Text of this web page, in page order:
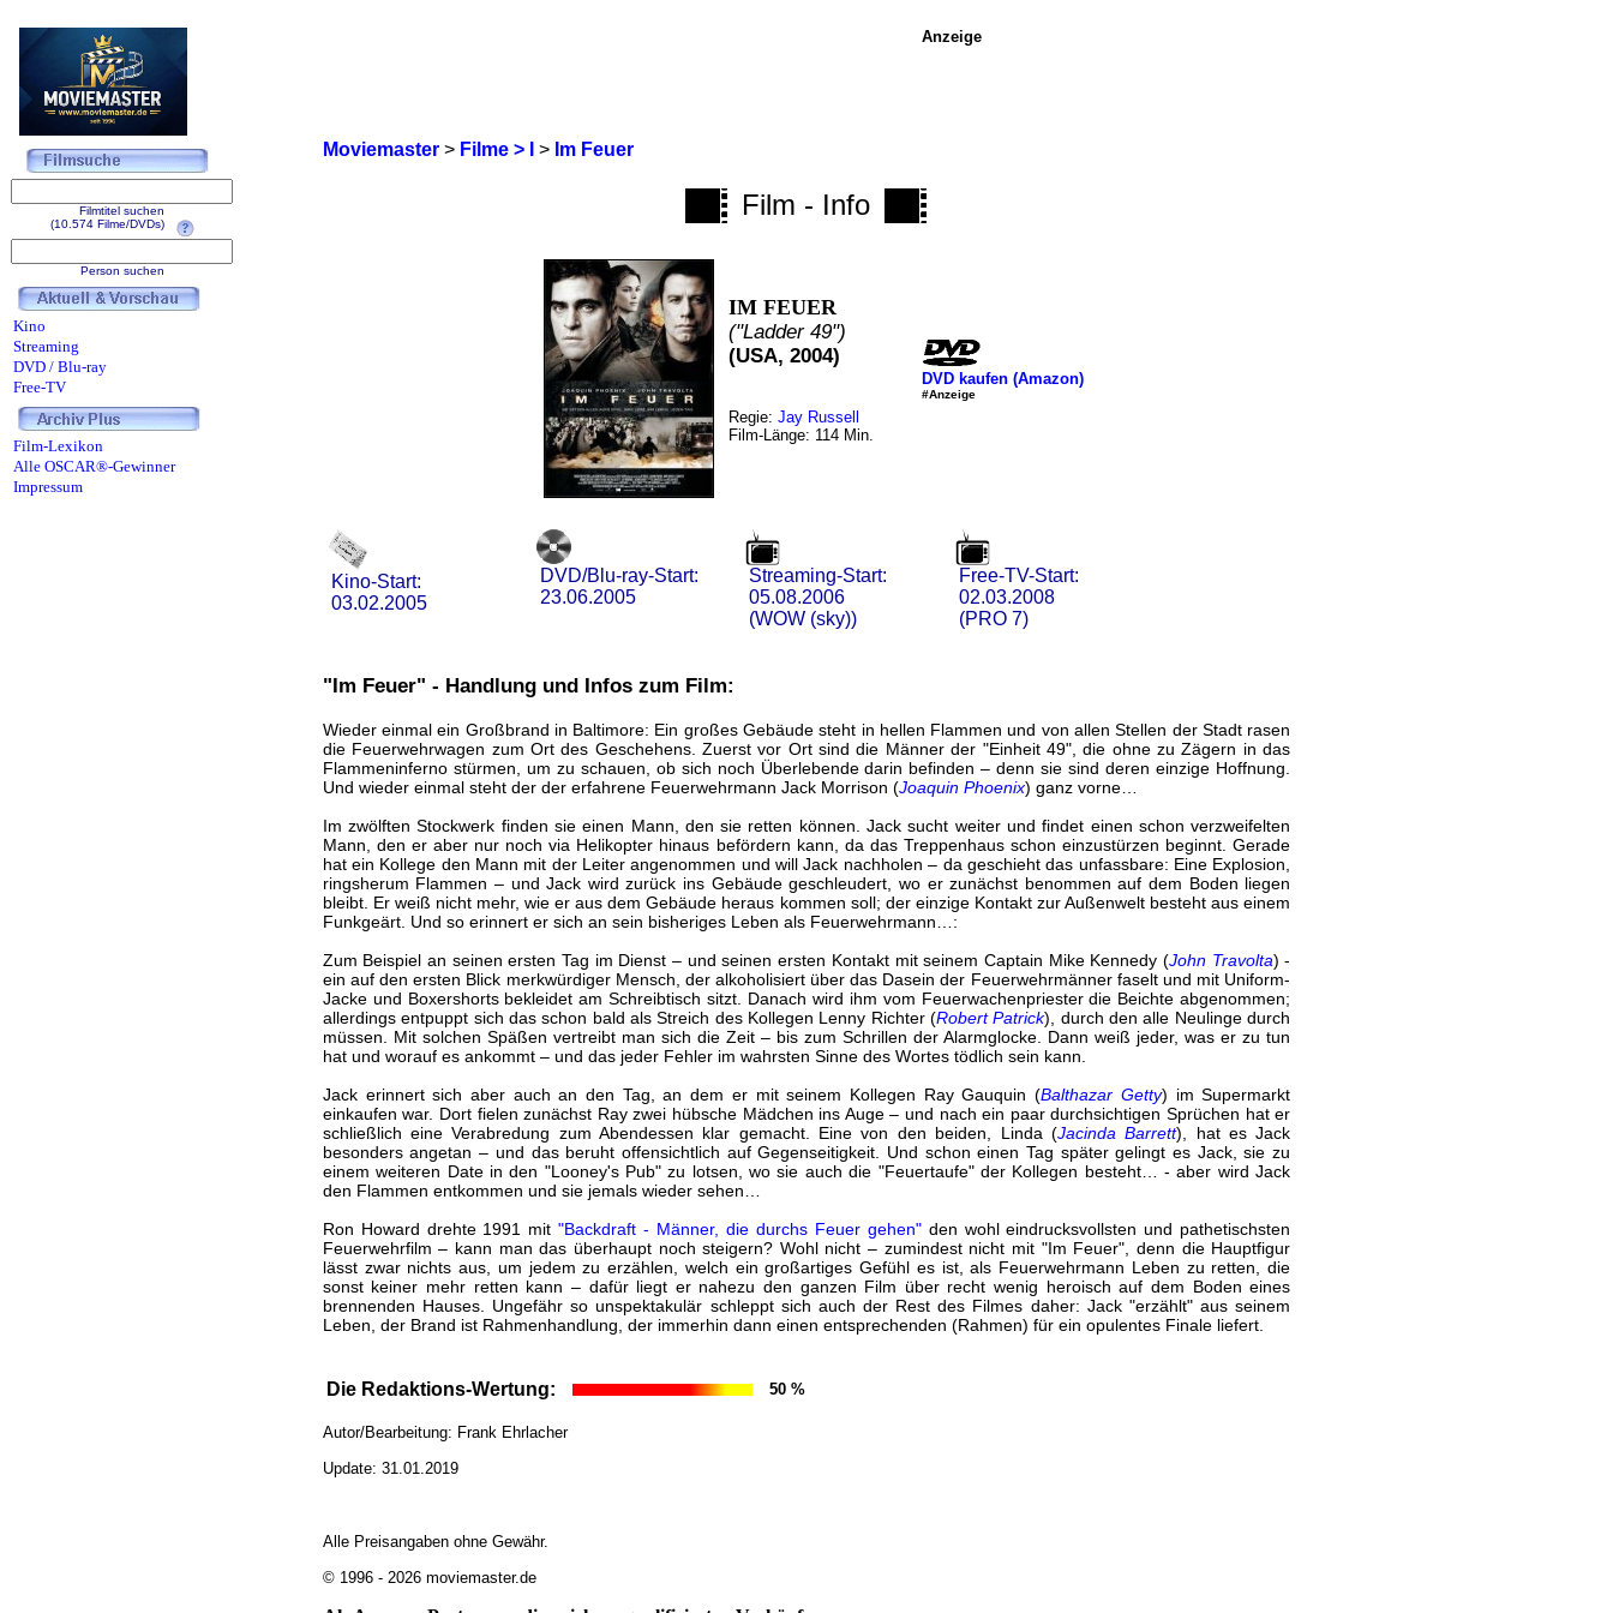
Moviemaster> Filme > I > Im Feuer
Film - Info
IM FEUER
("Ladder 49")
(USA, 2004)
Regie: Jay Russell
Film-Länge: 114 Min.
DVD kaufen (Amazon)
#Anzeige
Kino-Start:
03.02.2005
DVD/Blu-ray-Start:
23.06.2005
Streaming-Start:
05.08.2006
(WOW (sky))
Free-TV-Start:
02.03.2008
(PRO 7)
"Im Feuer" - Handlung und Infos zum Film:
Wieder einmal ein Großbrand in Baltimore: Ein großes Gebäude steht in hellen Flammen und von allen Stellen der Stadt rasen
die Feuerwehrwagen zum Ort des Geschehens. Zuerst vor Ort sind die Männer der "Einheit 49", die ohne zu Zägern in das
Flammeninferno stürmen, um zu schauen, ob sich noch Überlebende darin befinden – denn sie sind deren einzige Hoffnung.
Und wieder einmal steht der der erfahrene Feuerwehrmann Jack Morrison (Joaquin Phoenix) ganz vorne…
Im zwölften Stockwerk finden sie einen Mann, den sie retten können. Jack sucht weiter und findet einen schon verzweifelten
Mann, den er aber nur noch via Helikopter hinaus befördern kann, da das Treppenhaus schon einzustürzen beginnt. Gerade
hat ein Kollege den Mann mit der Leiter angenommen und will Jack nachholen – da geschieht das unfassbare: Eine Explosion,
ringsherum Flammen – und Jack wird zurück ins Gebäude geschleudert, wo er zunächst benommen auf dem Boden liegen
bleibt. Er weiß nicht mehr, wie er aus dem Gebäude heraus kommen soll; der einzige Kontakt zur Außenwelt besteht aus einem
Funkgeärt. Und so erinnert er sich an sein bisheriges Leben als Feuerwehrmann…:
Zum Beispiel an seinen ersten Tag im Dienst – und seinen ersten Kontakt mit seinem Captain Mike Kennedy (John Travolta) -
ein auf den ersten Blick merkwürdiger Mensch, der alkoholisiert über das Dasein der Feuerwehrmänner faselt und mit Uniform-
Jacke und Boxershorts bekleidet am Schreibtisch sitzt. Danach wird ihm vom Feuerwachenpriester die Beichte abgenommen;
allerdings entpuppt sich das schon bald als Streich des Kollegen Lenny Richter (Robert Patrick), durch den alle Neulinge durch
müssen. Mit solchen Späßen vertreibt man sich die Zeit – bis zum Schrillen der Alarmglocke. Dann weiß jeder, was er zu tun
hat und worauf es ankommt – und das jeder Fehler im wahrsten Sinne des Wortes tödlich sein kann.
Jack erinnert sich aber auch an den Tag, an dem er mit seinem Kollegen Ray Gauquin (Balthazar Getty) im Supermarkt
einkaufen war. Dort fielen zunächst Ray zwei hübsche Mädchen ins Auge – und nach ein paar durchsichtigen Sprüchen hat er
schließlich eine Verabredung zum Abendessen klar gemacht. Eine von den beiden, Linda (Jacinda Barrett), hat es Jack
besonders angetan – und das beruht offensichtlich auf Gegenseitigkeit. Und schon einen Tag später gelingt es Jack, sie zu
einem weiteren Date in den "Looney's Pub" zu lotsen, wo sie auch die "Feuertaufe" der Kollegen besteht… - aber wird Jack
den Flammen entkommen und sie jemals wieder sehen…
Ron Howard drehte 1991 mit"Backdraft - Männer, die durchs Feuer gehen"den wohl eindrucksvollsten und pathetischsten
Feuerwehrfilm – kann man das überhaupt noch steigern? Wohl nicht – zumindest nicht mit "Im Feuer", denn die Hauptfigur
lässt zwar nichts aus, um jedem zu erzählen, welch ein großartiges Gefühl es ist, als Feuerwehrmann Leben zu retten, die
sonst keiner mehr retten kann – dafür liegt er nahezu den ganzen Film über recht wenig heroisch auf dem Boden eines
brennenden Hauses. Ungefähr so unspektakulär schleppt sich auch der Rest des Filmes daher: Jack "erzählt" aus seinem
Leben, der Brand ist Rahmenhandlung, der immerhin dann einen entsprechenden (Rahmen) für ein opulentes Finale liefert.
Die Redaktions-Wertung: 50 %
Autor/Bearbeitung: Frank Ehrlacher
Update: 31.01.2019
Alle Preisangaben ohne Gewähr.
© 1996 - 2026 moviemaster.de
Anzeige
Filmtitel suchen
(10.574 Filme/DVDs)
Person suchen
Kino
Streaming
DVD / Blu-ray
Free-TV
Film-Lexikon
Alle OSCAR®-Gewinner
Impressum